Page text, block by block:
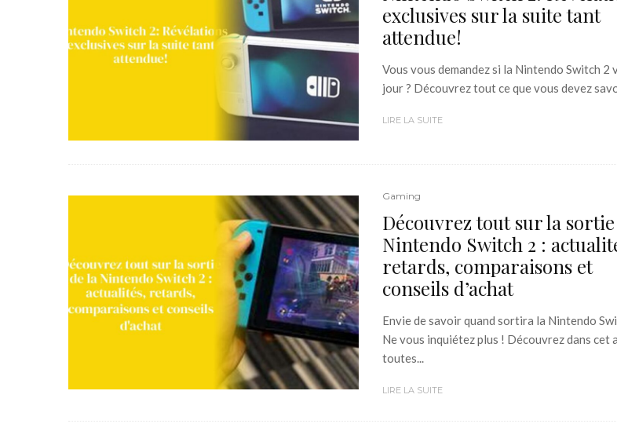
exclusives sur la suite tant
attendue!
Vous vous demandez si la Nintendo Switch 2
jour ? Découvrez tout ce que vous devez
LIRE LA SUITE
Gaming
Découvrez tout sur la
Nintendo Switch 2 :
retards, comparaisons et
conseils d’achat
Envie de savoir quand sortira la Nintendo
Ne vous inquiétez plus ! Découvrez dans cet
toutes...
LIRE LA SUITE